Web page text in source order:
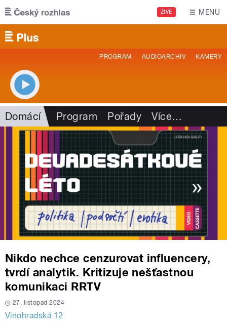
Přejít k hlavnímu obsahu
ŽIVĚ MENU
PROGRAM AUDIOARCHIV KAMERY
Domácí Program Pořady Více…
Nikdo nechce cenzurovat influencery,
tvrdí analytik. Kritizuje nešťastnou
komunikaci RRTV
27. listopad 2024
Vinohradská 12